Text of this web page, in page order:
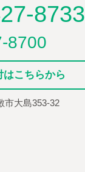
8733
8700
はこちらから
市大島353-32